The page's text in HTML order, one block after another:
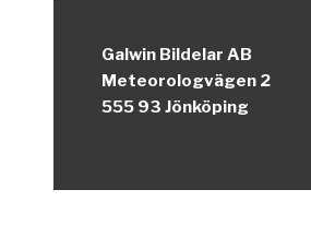
Galwin Bildelar AB
Meteorologvägen 2
555 93 Jönköping